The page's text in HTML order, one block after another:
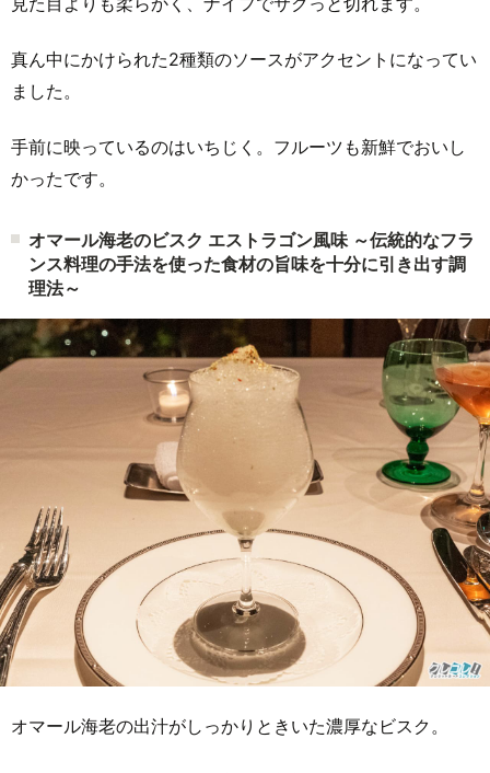
真ん中にかけられた2種類のソースがアクセントになってい
ました。
手前に映っているのはいちじく。フルーツも新鮮でおいし
かったです。
オマール海老のビスク エストラゴン風味 ～伝統的なフラ
ンス料理の手法を使った食材の旨味を十分に引き出す調
理法～
オマール海老の出汁がしっかりときいた濃厚なビスク。